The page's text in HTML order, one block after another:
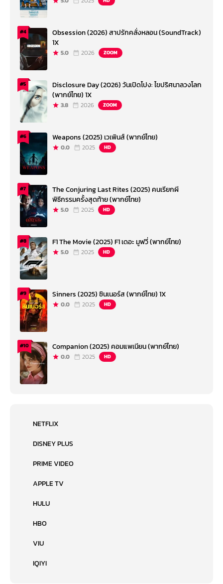
#4
Obsession (2026) สาปรักคลั่งหลอน (SoundTrack)
1X
5.0 2026 ZOOM
#5
Disclosure Day (2026) วันเปิดโปง: ไขปริศนาลวงโลก
(พากย์ไทย) 1X
3.8 2026 ZOOM
#6 Weapons (2025) เวเพินส์ (พากย์ไทย)
0.0 2025 HD
#7
The Conjuring Last Rites (2025) คนเรียกผี
พิธีกรรมครั้งสุดท้าย (พากย์ไทย)
5.0 2025 HD
#8 F1 The Movie (2025) F1 เดอะ มูฟวี่ (พากย์ไทย)
5.0 2025 HD
#9 Sinners (2025) ซินเนอร์ส (พากย์ไทย) 1X
0.0 2025 HD
#10 Companion (2025) คอมแพเนียน (พากย์ไทย)
0.0 2025 HD
NETFLIX
DISNEY PLUS
PRIME VIDEO
APPLE TV
HULU
HBO
VIU
IQIYI